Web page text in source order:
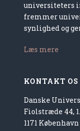
universiteters
fremmer
synlighed og
Læs mere
KONTAKT OS
Danske
Fiolstræde 44,
1171